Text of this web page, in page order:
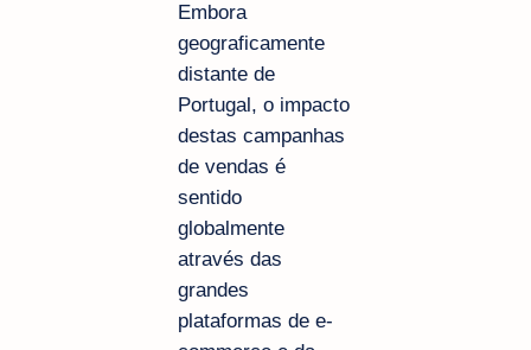
Embora
geograficamente
distante de
Portugal, o impacto
destas campanhas
de vendas é
sentido
globalmente
através das
grandes
plataformas de e-